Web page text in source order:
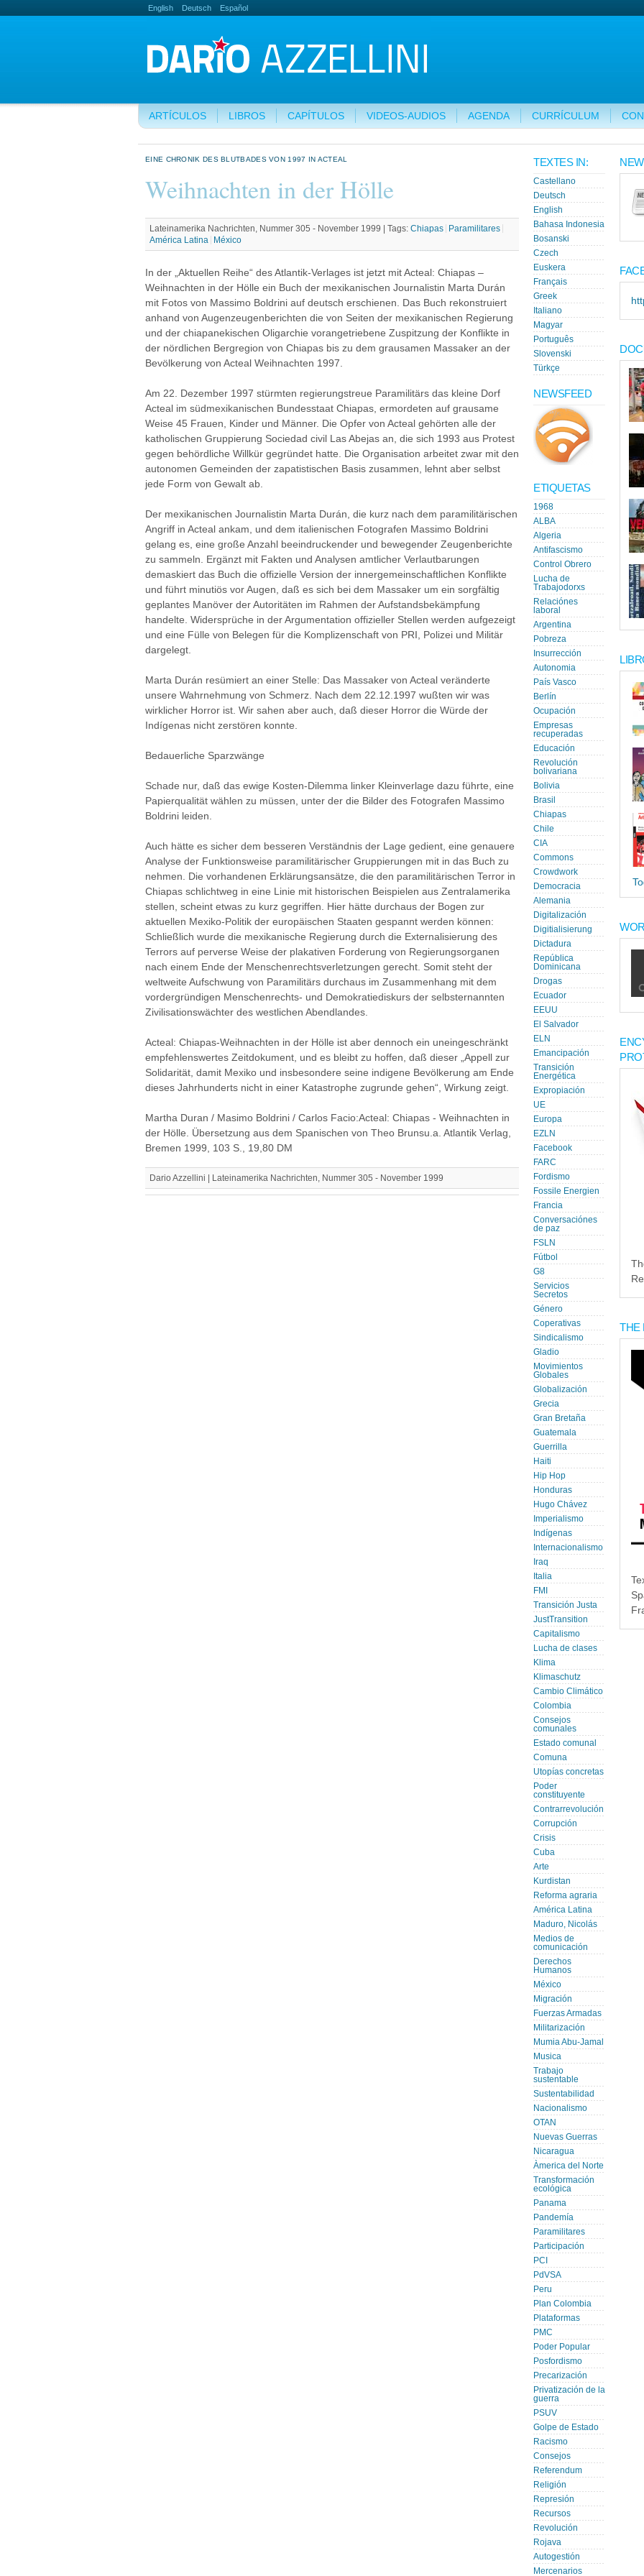
English Deutsch Español
ARTÍCULOS LIBROS CAPÍTULOS VIDEOS-AUDIOS AGENDA CURRÍCULUM
EINE CHRONIK DES BLUTBADES VON 1997 IN ACTEAL
Weihnachten in der Hölle
Lateinamerika Nachrichten, Nummer 305 - November 1999 | Tags: Chiapas
Paramilitares
América Latina
México
In der „Aktuellen Reihe“ des Atlantik-Verlages ist jetzt mit Acteal: Chiapas –
Weihnachten in der Hölle ein Buch der mexikanischen Journalistin Marta Durán
mit Fotos von Massimo Boldrini auf deutsch erschienen. Das Buch rekonstruiert
anhand von Augenzeugenberichten die von Seiten der mexikanischen Regierung
und der chiapane­kischen Oligarchie vorangetriebene Zuspitzung der Konflikte in
der nördlichen Bergregion von Chiapas bis zu dem grausamen Massaker an der
Bevölkerung von Acteal Weihnachten 1997.
Am 22. Dezember 1997 stürmten regierungstreue Paramilitärs das kleine Dorf
Acteal im südmexikanischen Bundesstaat Chiapas, ermordeten auf grausame
Weise 45 Frauen, Kinder und Männer. Die Opfer von Acteal gehörten alle der
katholischen Gruppierung Sociedad civil Las Abejas an, die sich 1993 aus Protest
gegen behördliche Willkür gegründet hatte. Die Organisation arbeitet zwar mit den
autonomen Gemeinden der zapatistischen Basis zusammen, lehnt aber selbst
jede Form von Gewalt ab.
Der mexikanischen Journalistin Marta Durán, die kurz nach dem paramilitärischen
Angriff in Acteal ankam, und dem italienischen Fotografen Massimo Boldrini
gelang es, eine große Anzahl beeindruckender und bewegender Zeugenberichte
zu sammeln. Ergänzt mit Fakten und Analysen amtlicher Verlautbarungen
demaskiert das Buch die offizielle Version der innergemeinschaftlichen Konflikte
und führt minutiös vor Augen, daß es sich bei dem Massaker um ein sorgfältig
geplantes Manöver der Autoritäten im Rahmen der Aufstandsbekämpfung
handelte. Widersprüche in der Argumentation offizieller Stellen werden aufgezeigt
und eine Fülle von Belegen für die Komplizenschaft von PRI, Polizei und Militär
dargelegt.
Marta Durán resümiert an einer Stelle: Das Massaker von Acteal veränderte
unsere Wahrnehmung von Schmerz. Nach dem 22.12.1997 wußten wir was
wirklicher Horror ist. Wir sahen aber auch, daß dieser Horror die Würde der
Indígenas nicht zerstören konnte.
Bedauerliche Sparzwänge
Schade nur, daß das ewige Kosten-Dilemma linker Kleinverlage dazu führte, eine
Papierqualität wählen zu müssen, unter der die Bilder des Fotografen Massimo
Boldrini leiden.
Auch hätte es sicher dem besseren Verständnis der Lage gedient, eine genauere
Analyse der Funktionsweise paramilitärischer Gruppierungen mit in das Buch zu
nehmen. Die vorhandenen Erklärungsansätze, die den paramilitärischen Terror in
Chiapas schlichtweg in eine Linie mit historischen Beispielen aus Zentralamerika
stellen, scheint etwas zu kurz gegriffen. Hier hätte durchaus der Bogen zur
aktuellen Mexiko-Politik der europäischen Staaten gespannt werden können:
Schließlich wurde die mexikanische Regierung durch die Externalisierung des
Terrors auf perverse Weise der plakativen Forderung von Regierungsorganen
nach einem Ende der Menschenrechtsverletzungen gerecht. Somit steht der
weltweite Aufschwung von Paramilitärs durchaus im Zusammenhang mit dem
vordergründigen Menschenrechts- und Demokratiediskurs der selbsternannten
Zivilisationswächter des westlichen Abendlandes.
Acteal: Chiapas-Weihnachten in der Hölle ist aber dennoch ein uneingeschränkt
empfehlenswertes Zeitdokument, und es bleibt zu hoffen, daß dieser „Appell zur
Solidarität, damit Mexiko und insbesondere seine indigene Bevölkerung am Ende
dieses Jahrhunderts nicht in einer Katastrophe zugrunde gehen“, Wirkung zeigt.
Martha Duran / Masimo Boldrini / Carlos Facio:Acteal: Chiapas - Weihnachten in
der Hölle. Übersetzung aus dem Spanischen von Theo Brunsu.a. Atlantik Verlag,
Bremen 1999, 103 S., 19,80 DM
Dario Azzellini | Lateinamerika Nachrichten, Nummer 305 - November 1999
TEXTES IN:
Castellano
Deutsch
English
Bahasa Indonesia
Bosanski
Czech
Euskera
Français
Greek
Italiano
Magyar
Português
Slovenski
Türkçe
NEWSFEED
ETIQUETAS
1968
ALBA
Algeria
Antifascismo
Control Obrero
Lucha de
Trabajodorxs
Relaciónes
laboral
Argentina
Pobreza
Insurrección
Autonomia
País Vasco
Berlín
Ocupación
Empresas
recuperadas
Educación
Revolución
bolivariana
Bolivia
Brasil
Chiapas
Chile
CIA
Commons
Crowdwork
Democracia
Alemania
Digitalización
Digitialisierung
Dictadura
República
Dominicana
Drogas
Ecuador
EEUU
El Salvador
ELN
Emancipación
Transición
Energética
Expropiación
UE
Europa
EZLN
Facebook
FARC
Fordismo
Fossile Energien
Francia
Conversaciónes
de paz
FSLN
Fútbol
G8
Servicios
Secretos
Género
Coperativas
Sindicalismo
Gladio
Movimientos
Globales
Globalización
Grecia
Gran Bretaña
Guatemala
Guerrilla
Haiti
Hip Hop
Honduras
Hugo Chávez
Imperialismo
Indígenas
Internacionalismo
Iraq
Italia
FMI
Transición Justa
JustTransition
Capitalismo
Lucha de clases
Klima
Klimaschutz
Cambio Climático
Colombia
Consejos
comunales
Estado comunal
Comuna
Utopías concretas
Poder
constituyente
Contrarrevolución
Corrupción
Crisis
Cuba
Arte
Kurdistan
Reforma agraria
América Latina
Maduro, Nicolás
Medios de
comunicación
Derechos
Humanos
México
Migración
Fuerzas Armadas
Militarización
Mumia Abu-Jamal
Musica
Trabajo
sustentable
Sustentabilidad
Nacionalismo
OTAN
Nuevas Guerras
Nicaragua
Àmerica del Norte
Transformación
ecológica
Panama
Pandemía
Paramilitares
Participación
PCI
PdVSA
Peru
Plan Colombia
Plataformas
PMC
Poder Popular
Posfordismo
Precarización
Privatización de la
guerra
PSUV
Golpe de Estado
Racismo
Consejos
Referendum
Religión
Represión
Recursos
Revolución
Rojava
Autogestión
Mercenarios
THE